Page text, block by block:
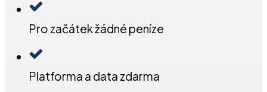
Pro začátek žádné peníze
Platforma a data zdarma